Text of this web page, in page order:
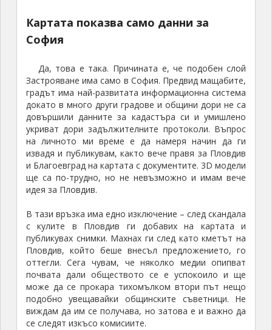
Картата показва само данни за
София
Да, това е така. Причината е, че подобен слой
Застрояване има само в София. Предвид мащабите,
градът има най-развитата информационна система
докато в много други градове и общини дори не са
довършили данните за кадастъра си и умишлено
укриват дори задължителните протоколи. Въпрос
на личното ми време е да намеря начин да ги
извадя и публикувам, както вече правя за Пловдив
и Благоевград на картата с документите. 3D модели
ще са по-трудно, но не невъзможно и имам вече
идея за Пловдив.
В тази връзка има едно изключение – след скандала
с кулите в Пловдив ги добавих на картата и
публикувах снимки. Махнах ги след като кметът на
Пловдив, който беше внесъл предложението, го
оттегли. Сега чувам, че няколко медии опипват
почвата дали обществото се е успокоило и ще
може да се прокара тихомълком втори път нещо
подобно увещавайки общинските съветници. Не
виждам да им се получава, но затова е и важно да
се следят изкъсо комисиите.